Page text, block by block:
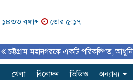
বঙ্গাব্দ ভোর ৫:১৭
মহানগরকে একটি পরিকল্পিত, আধুনিক ও
খেলা বিনোদন ভিডিও অন্যান্য